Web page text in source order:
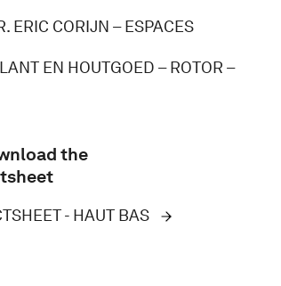
ERIC CORIJN – ESPACES
EN HOUTGOED – ROTOR –
the
- HAUT BAS